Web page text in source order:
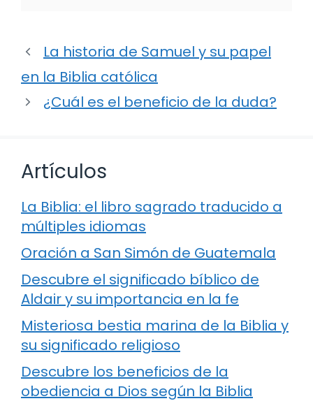
La historia de Samuel y su papel
en la Biblia católica
¿Cuál es el beneficio de la duda?
Artículos
La Biblia: el libro sagrado traducido a
múltiples idiomas
Oración a San Simón de Guatemala
Descubre el significado bíblico de
Aldair y su importancia en la fe
Misteriosa bestia marina de la Biblia y
su significado religioso
Descubre los beneficios de la
obediencia a Dios según la Biblia